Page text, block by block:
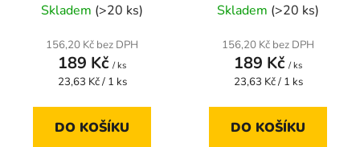
Skladem (>20 ks)
156,20 Kč bez DPH
189 Kč / ks
Měrná
23,63 Kč / 1 ks
DO KOŠÍKU
Skladem (>20 ks)
156,20 Kč bez DPH
189 Kč / ks
Měrná
23,63 Kč / 1 ks
DO KOŠÍKU